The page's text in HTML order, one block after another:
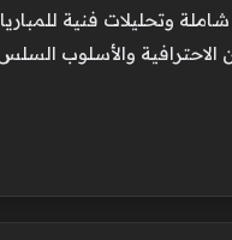
وتحليلات فنية
والأسلوب